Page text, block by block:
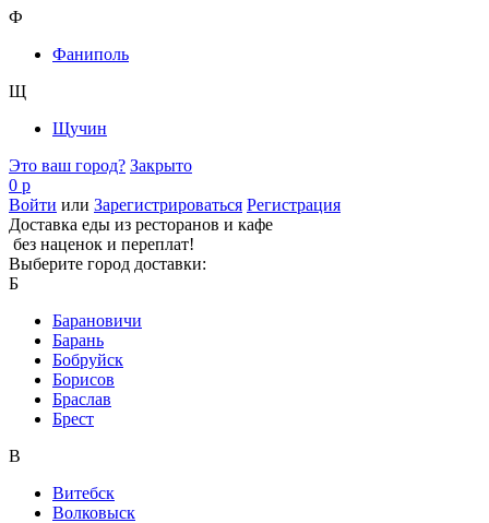
Ф
Фаниполь
Щ
Щучин
Это ваш город? Закрыто
0 р
Войти или Зарегистрироваться Регистрация
Доставка еды из ресторанов и кафе
без наценок и переплат!
Выберите город доставки:
Б
Барановичи
Барань
Бобруйск
Борисов
Браслав
Брест
В
Витебск
Волковыск